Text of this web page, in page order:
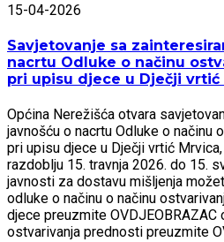
15-04-2026
Savjetovanje sa
nacrtu Odluke o načinu
pri upisu djece u Dječji vrtić
Općina Nerežišća otvara
javnošću o nacrtu Odluke o načinu
pri upisu djece u Dječji vrtić
razdoblju 15. travnja 2026. do 15.
javnosti za dostavu mišljenja
odluke o načinu o načinu
djece preuzmite OVDJEOBRAZAC
ostvarivanja prednosti preuzmite